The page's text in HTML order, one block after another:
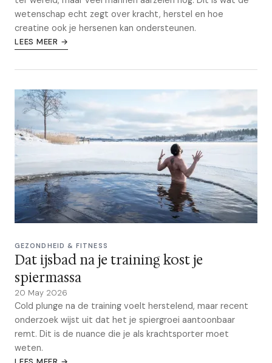
wetenschap echt zegt over kracht, herstel en hoe
creatine ook je hersenen kan ondersteunen.
LEES MEER →
GEZONDHEID & FITNESS
Dat ijsbad na je training kost je
spiermassa
20 May 2026
Cold plunge na de training voelt herstelend, maar recent
onderzoek wijst uit dat het je spiergroei aantoonbaar
remt. Dit is de nuance die je als krachtsporter moet
weten.